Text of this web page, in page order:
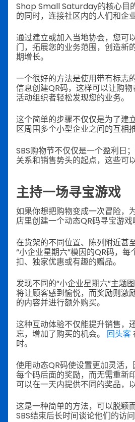
Shop Small Saturday的核心目
的同时，连接社区内的人们和企业
通过建立或加入当地协会，您可
门，拓展您的业务范围，创造新
期增长。
一个很好的方法是使用带有标志
信息创建QR码，这样可以让购
活动组织者轻松发现您的业务。
这个简单的步骤不仅仅是为了建
区周围多个小型企业之间的互相推
SBS购物节不仅仅是一个盈利日
关系和销售势头的起点，这些可
主持一场寻宝游戏
如果你想把购物变成一次冒险，
店里创建一个动态QR码寻宝游戏
在货架的不同位置、陈列附近甚
“小企业星期六”模因的QR码，
扣、独家优惠或有趣的赠品。
发现不同的“小企业星期六”主题
将让顾客感到愉悦，而奖励则激
的内容并进行额外购买。
这种互动体验不仅能提升销售，
忘，增加了购买的机会。 回头客
时。
使用动态QR码使设置更加灵活
每个码后面的奖励，而无需重新
可以在一天内提供不同的奖品，
这是一种简单的方法，可以脱颖
SBS结束后长时间谈论他们的访问